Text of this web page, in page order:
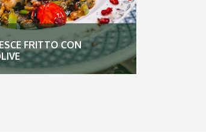
FRITTO CON